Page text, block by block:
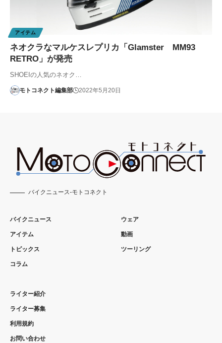
アイテム
ネオクラなマルケスレプリカ「Glamster MM93
RETRO」が発売
SHOEIの人気のネオク…
モトコネクト編集部 2022年5月20日
バイクニュース-モトコネクト
バイクニュース
アイテム
トピックス
コラム
ウェア
動画
ツーリング
ライター紹介
ライター募集
利用規約
お問い合わせ